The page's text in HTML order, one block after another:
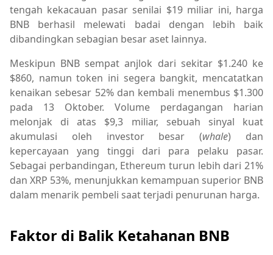
tengah kekacauan pasar senilai $19 miliar ini, harga
BNB berhasil melewati badai dengan lebih baik
dibandingkan sebagian besar aset lainnya.
Meskipun BNB sempat anjlok dari sekitar $1.240 ke
$860, namun token ini segera bangkit, mencatatkan
kenaikan sebesar 52% dan kembali menembus $1.300
pada 13 Oktober. Volume perdagangan harian
melonjak di atas $9,3 miliar, sebuah sinyal kuat
akumulasi oleh investor besar (whale) dan
kepercayaan yang tinggi dari para pelaku pasar.
Sebagai perbandingan, Ethereum turun lebih dari 21%
dan XRP 53%, menunjukkan kemampuan superior BNB
dalam menarik pembeli saat terjadi penurunan harga.
Faktor di Balik Ketahanan BNB